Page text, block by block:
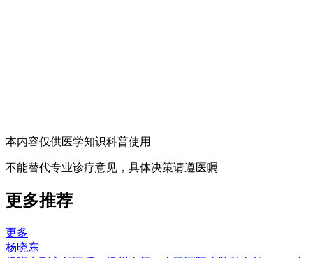
本内容仅供医学知识科普使用
不能替代专业诊疗意见，具体决策请遵医嘱
更多推荐
更多
杨晓东